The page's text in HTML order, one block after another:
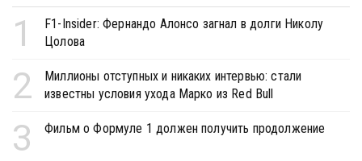
1
F1-Insider: Фернандо Алонсо загнал в долги Николу
Цолова
2
Миллионы отступных и никаких интервью: стали
известны условия ухода Марко из Red Bull
3 Фильм о Формуле 1 должен получить продолжение